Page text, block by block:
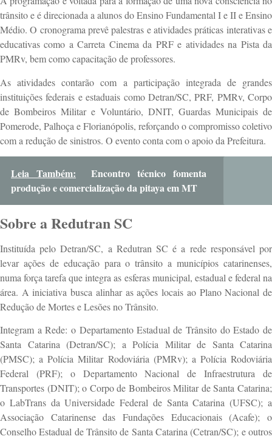
trânsito e é direcionada a alunos do Ensino Fundamental I e II e Ensino
Médio. O cronograma prevê palestras e atividades práticas interativas e
educativas como a Carreta Cinema da PRF e atividades na Pista da
PMRv, bem como capacitação de professores.
As atividades contarão com a participação integrada de grandes
instituições federais e estaduais como Detran/SC, PRF, PMRv, Corpo
de Bombeiros Militar e Voluntário, DNIT, Guardas Municipais de
Pomerode, Palhoça e Florianópolis, reforçando o compromisso coletivo
com a redução de sinistros. O evento conta com o apoio da Prefeitura.
Leia Também:
Encontro técnico fomenta
produção e comercialização da pitaya em MT
Sobre a Redutran SC
Instituída pelo Detran/SC, a Redutran SC é a rede responsável por
levar ações de educação para o trânsito a municípios catarinenses,
numa força tarefa que integra as esferas municipal, estadual e federal na
área. A iniciativa busca alinhar as ações locais ao Plano Nacional de
Redução de Mortes e Lesões no Trânsito.
Integram a Rede: o Departamento Estadual de Trânsito do Estado de
Santa Catarina (Detran/SC); a Polícia Militar de Santa Catarina
(PMSC); a Polícia Militar Rodoviária (PMRv); a Polícia Rodoviária
Federal (PRF); o Departamento Nacional de Infraestrutura de
Transportes (DNIT); o Corpo de Bombeiros Militar de Santa Catarina;
o LabTrans da Universidade Federal de Santa Catarina (UFSC); a
Associação Catarinense das Fundações Educacionais (Acafe); o
Conselho Estadual de Trânsito de Santa Catarina (Cetran/SC); e outros